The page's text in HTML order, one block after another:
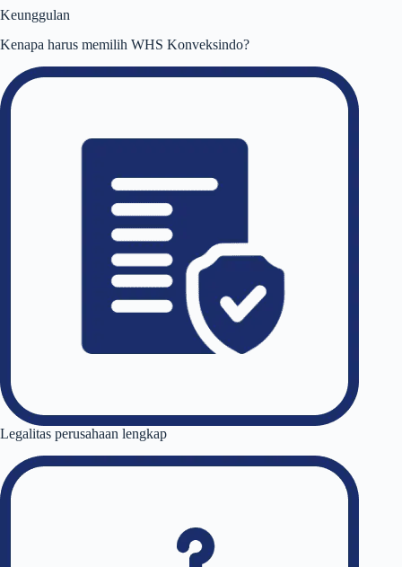
Keunggulan
Kenapa harus memilih WHS Konveksindo?
Legalitas perusahaan lengkap